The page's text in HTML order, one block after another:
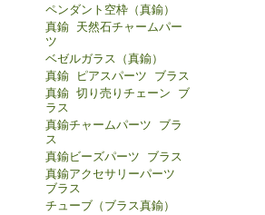
ペンダント空枠（真鍮）
真鍮 天然石チャームパー
ツ
ベゼルガラス（真鍮）
真鍮 ピアスパーツ ブラス
真鍮 切り売りチェーン ブ
ラス
真鍮チャームパーツ ブラ
ス
真鍮ビーズパーツ ブラス
真鍮アクセサリーパーツ
ブラス
チューブ（ブラス真鍮）